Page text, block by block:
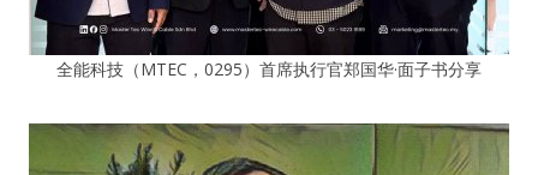
全能科技（MTEC，0295）首席执行官郑国华·面子书分享